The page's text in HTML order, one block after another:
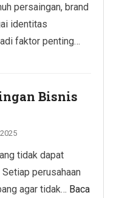
persaingan, brand
identitas
faktor penting…
Bisnis
tidak dapat
perusahaan
agar tidak… Baca